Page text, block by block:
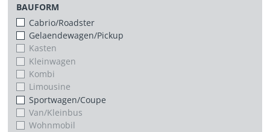
BAUFORM
Cabrio/Roadster
Gelaendewagen/Pickup
Kasten
Kleinwagen
Kombi
Limousine
Sportwagen/Coupe
Van/Kleinbus
Wohnmobil